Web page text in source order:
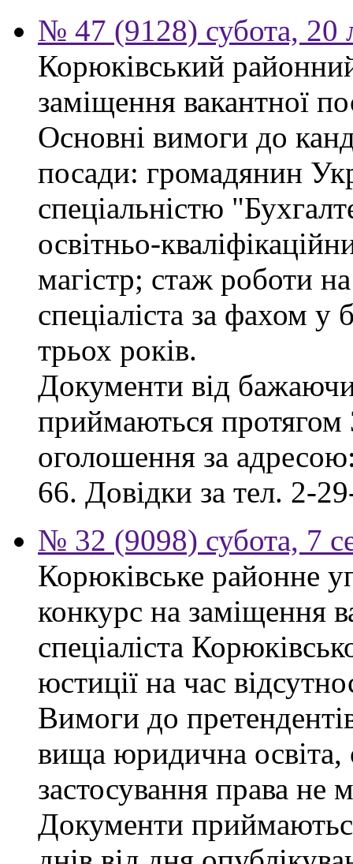
№ 47 (9128) субота, 20
Корюківський
заміщення вакантної
Основні вимоги до
посади: громадянин
спеціальністю
освітньо-
магістр; стаж роботи
спеціаліста за фахом
трьох років.
Документи від
приймаються протягом
оголошення за
66. Довідки за тел. 2-
№ 32 (9098) субота, 7
Корюківське районне
конкурс на заміщення
спеціаліста
юстиції на час
Вимоги до
вища юридична освіта,
застосування права не
Документи